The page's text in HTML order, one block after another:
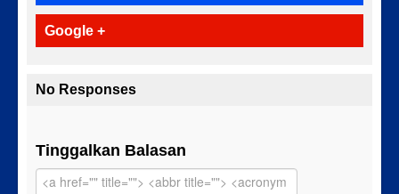
Google +
No Responses
Tinggalkan Balasan